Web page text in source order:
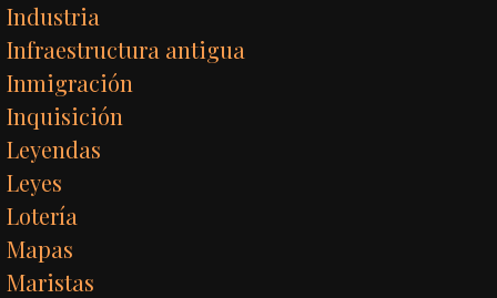
Industria
Infraestructura antigua
Inmigración
Inquisición
Leyendas
Leyes
Lotería
Mapas
Maristas